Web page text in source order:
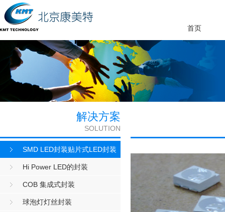
首页
解决方案
SOLUTION
SMD LED封装贴片式LED封装
Hi Power LED的封装
COB 集成式封装
球泡灯灯丝封装